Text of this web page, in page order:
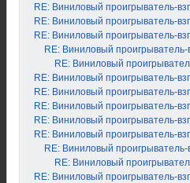
RE: Виниловый проигрыватель-
RE: Виниловый проигрыватель-
RE: Виниловый проигрыватель-
RE: Виниловый проигрыватель-
RE: Виниловый
RE: Виниловый проигрыватель-
RE: Виниловый проигрыватель-
RE: Виниловый проигрыватель-
RE: Виниловый проигрыватель-
RE: Виниловый проигрыватель-
RE: Виниловый проигрыватель-
RE: Виниловый
RE: Виниловый проигрыватель-